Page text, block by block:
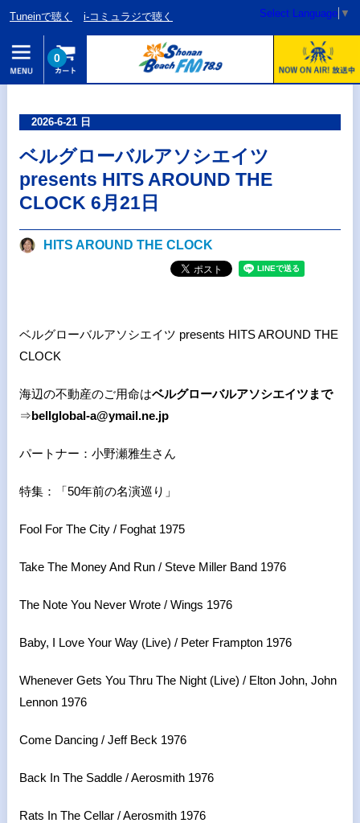
Tuneinで聴く i-コミュラジで聴く Select Language ▼
0
2026-6-21 日
ベルグローバルアソシエイツ
presents HITS AROUND THE
CLOCK 6月21日
HITS AROUND THE CLOCK
ベルグローバルアソシエイツ presents HITS AROUND THE
CLOCK
海辺の不動産のご用命はベルグローバルアソシエイツまで
⇒bellglobal-a@ymail.ne.jp
パートナー：小野瀬雅生さん
特集：「50年前の名演巡り」
Fool For The City / Foghat 1975
Take The Money And Run / Steve Miller Band 1976
The Note You Never Wrote / Wings 1976
Baby, I Love Your Way (Live) / Peter Frampton 1976
Whenever Gets You Thru The Night (Live) / Elton John, John
Lennon 1976
Come Dancing / Jeff Beck 1976
Back In The Saddle / Aerosmith 1976
Rats In The Cellar / Aerosmith 1976